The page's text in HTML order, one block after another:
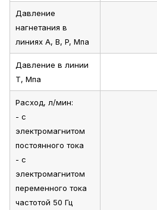
Давление
нагнетания в
линиях A, B, P, Мпа
Давление в линии
T, Мпа
Расход, л/мин:
- с
электромагнитом
постоянного тока
- с
электромагнитом
переменного тока
частотой 50 Гц